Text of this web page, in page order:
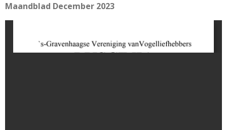
Maandblad December 2023